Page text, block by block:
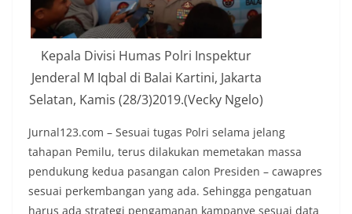
Kepala Divisi Humas Polri Inspektur
Jenderal M Iqbal di Balai Kartini, Jakarta
Selatan, Kamis (28/3)2019.(Vecky Ngelo)
Jurnal123.com – Sesuai tugas Polri selama jelang
tahapan Pemilu, terus dilakukan memetakan massa
pendukung kedua pasangan calon Presiden – cawapres
sesuai perkembangan yang ada. Sehingga pengatuan
harus ada strategi pengamanan kampanye sesuai data